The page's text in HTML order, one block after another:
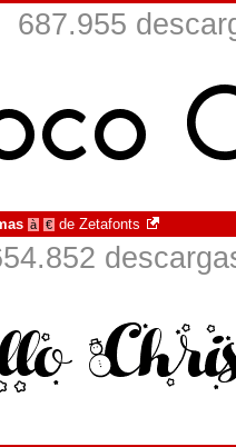
687.955
à € de Zetafonts